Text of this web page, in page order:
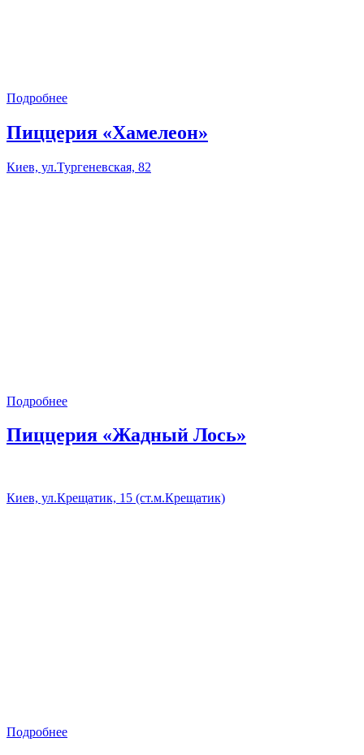
Подробнее
Пиццерия «Хамелеон»
Киев, ул.Тургеневская, 82
Подробнее
Пиццерия «Жадный Лось»
Киев, ул.Крещатик, 15 (ст.м.Крещатик)
Подробнее